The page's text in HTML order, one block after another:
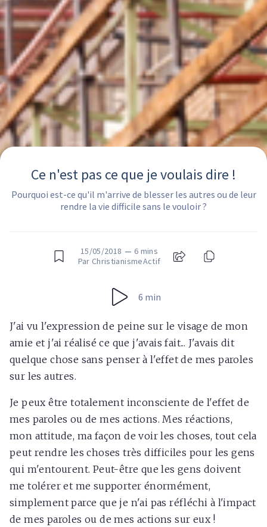
Ce n'est pas ce que je voulais dire !
Pourquoi est-ce qu'il m'arrive de blesser les autres ou de leur
rendre la vie difficile sans le vouloir ?
15/05/2018 — 6 mins
Par ChristianismeActif
6 min
J'ai vu l'expression de peine sur le visage de mon
amie et j'ai réalisé ce que j'avais fait... J'avais dit
quelque chose sans penser à l'effet de mes paroles
sur les autres.
Je peux être totalement inconsciente de l'effet de
mes paroles ou de mes actions. Mes réactions,
mon attitude, ma façon de voir les choses, tout cela
peut rendre les choses très difficiles pour les gens
qui m'entourent. Peut-être que les gens doivent
me tolérer et me supporter énormément,
simplement parce que je n'ai pas réfléchi à l'impact
de mes paroles ou de mes actions sur eux !